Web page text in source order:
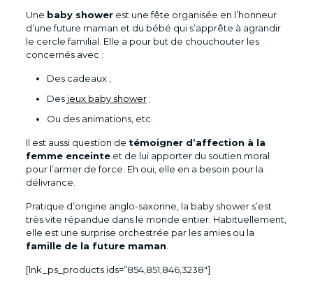
Une baby showerest une fête organisée en l’honneur
d’une future maman et du bébé qui s’apprête à agrandir
le cercle familial. Elle a pour but de chouchouter les
concernés avec :
Des cadeaux ;
Des jeux baby shower;
Ou des animations, etc.
Il est aussi question de témoigner d’affection à la
femme enceinteet de lui apporter du soutien moral
pour l’armer de force. Eh oui, elle en a besoin pour la
délivrance.
Pratique d’origine anglo-saxonne, la baby shower s’est
très vite répandue dans le monde entier. Habituellement,
elle est une surprise orchestrée par les amies ou la
famille de la future maman
[lnk_ps_products ids=”854,851,846,3238″]